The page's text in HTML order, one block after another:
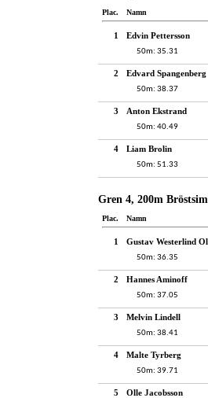
Plac. Namn
1 Edvin Pettersson
50m: 35.31
2 Edvard Spangenberg
50m: 38.37
3 Anton Ekstrand
50m: 40.49
4 Liam Brolin
50m: 51.33
Gren 4, 200m
Plac. Namn
1 Gustav Westerlind
50m: 36.35
2 Hannes Aminoff
50m: 37.05
3 Melvin Lindell
50m: 38.41
4 Malte Tyrberg
50m: 39.71
5 Olle Jacobsson